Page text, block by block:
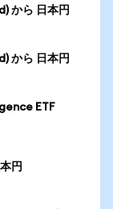
から 日本円
から 日本円
ETF
円